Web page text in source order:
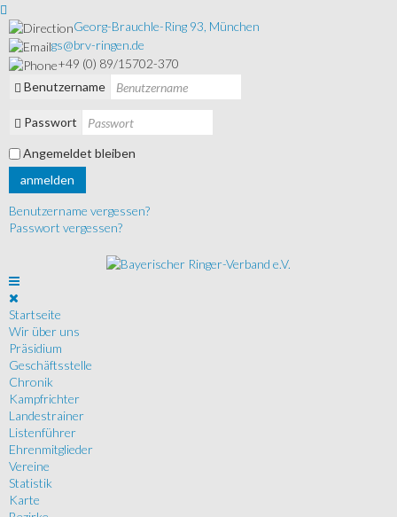
Georg-Brauchle-Ring 93, München
gs@brv-ringen.de
+49 (0) 89/15702-370
Benutzername
Passwort
Angemeldet bleiben
anmelden
Benutzername vergessen?
Passwort vergessen?
Startseite
Wir über uns
Präsidium
Geschäftsstelle
Chronik
Kampfrichter
Landestrainer
Listenführer
Ehrenmitglieder
Vereine
Statistik
Karte